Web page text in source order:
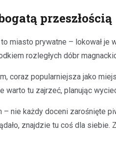
przeszłością
miasto prywatne – lokował
rozległych dóbr
coraz popularniejsza jako
warto tu zajrzeć, planując
nie każdy doceni zarośnięte
znajdzie tu coś dla